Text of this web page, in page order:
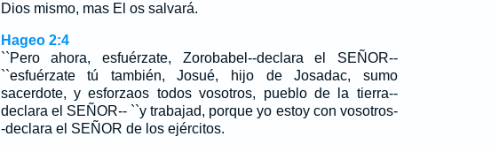
Dios mismo, mas El os salvará.
Hageo 2:4
``Pero ahora, esfuérzate, Zorobabel--declara el SEÑOR--
``esfuérzate tú también, Josué, hijo de Josadac, sumo
sacerdote, y esforzaos todos vosotros, pueblo de la tierra--
declara el SEÑOR-- ``y trabajad, porque yo estoy con vosotros-
-declara el SEÑOR de los ejércitos.